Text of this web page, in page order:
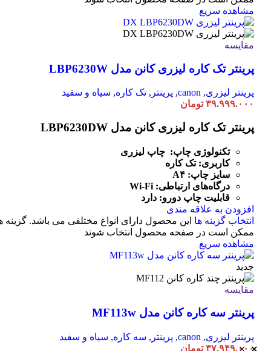
مشاهده سریع
مقایسه
پرینتر تک کاره لیزری کانن مدل LBP6230W
پرینتر لیزری,
canon
, پرینتر , تک کاره, سیاه و سفید
۳۹.۹۹۹.۰۰۰ تومان
پرینتر تک کاره لیزری کانن مدل LBP6230DW
تکنولوژی چاپ: چاپ لیزری
کاربری: تک کاره
سایز چاپ: A۴
درگاه‌های ارتباطی:
Wi-Fi
قابلیت چاپ دورو: دارد
افزودن به علاقه مندی
انتخاب گزینه ها این محصول دارای انواع مختلفی می باشد. گزینه
ممکن است در صفحه محصول انتخاب شوند
مشاهده سریع
جدید
مقایسه
پرینتر سه کاره کانن مدل MF113w
پرینتر لیزری,
canon
, پرینتر , سه کاره, سیاه و سفید
۳۷.۹۴۹.۰۰۰ تومان